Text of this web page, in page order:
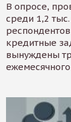
В опросе,
среди 1,2
кредитные
вынуждены